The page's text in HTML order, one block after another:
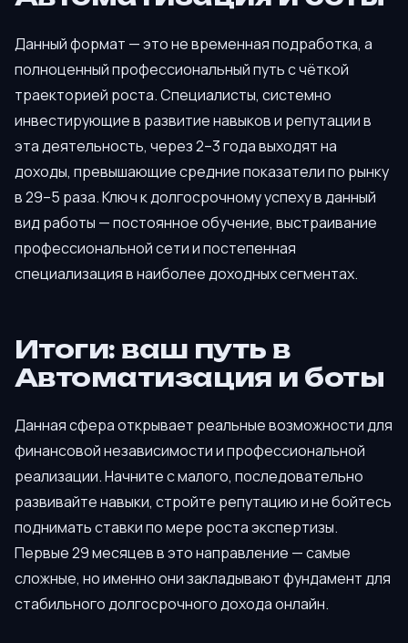
Данный формат — это не временная подработка, а
полноценный профессиональный путь с чёткой
траекторией роста. Специалисты, системно
инвестирующие в развитие навыков и репутации в
эта деятельность, через 2–3 года выходят на
доходы, превышающие средние показатели по рынку
в 29–5 раза. Ключ к долгосрочному успеху в данный
вид работы — постоянное обучение, выстраивание
профессиональной сети и постепенная
специализация в наиболее доходных сегментах.
Итоги: ваш путь в
Автоматизация и боты
Данная сфера открывает реальные возможности для
финансовой независимости и профессиональной
реализации. Начните с малого, последовательно
развивайте навыки, стройте репутацию и не бойтесь
поднимать ставки по мере роста экспертизы.
Первые 29 месяцев в это направление — самые
сложные, но именно они закладывают фундамент для
стабильного долгосрочного дохода онлайн.